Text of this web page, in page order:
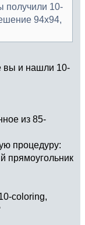
получили 10-
94х94,
вы и нашли 10-
из 85-
процедуру:
прямоугольник
coloring,